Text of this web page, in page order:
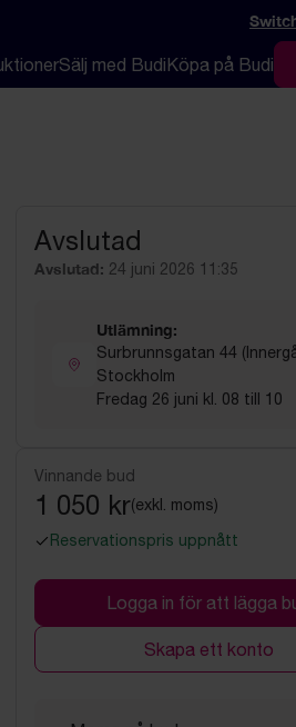
Sälj med BudiKöpa på Budi
Avslutad
Avslutad: 24 juni 2026 11:35
Utlämning:
Surbrunnsgatan 44
Stockholm
Fredag 26 juni kl. 08 till 10
Vinnande bud
1 050 kr(exkl. moms)
Reservationspris uppnått
Logga in för att lägga
Skapa ett konto